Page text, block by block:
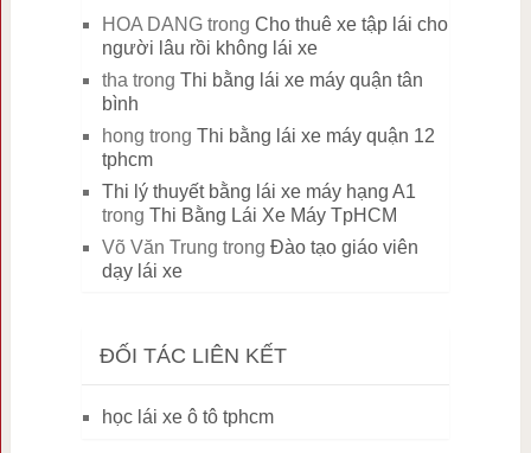
HOA DANGtrong Cho thuê xe tập lái cho
người lâu rồi không lái xe
tha trong Thi bằng lái xe máy quận tân
bình
hong trong Thi bằng lái xe máy quận 12
tphcm
Thi lý thuyết bằng lái xe máy hạng A1
trong Thi Bằng Lái Xe Máy TpHCM
Võ Văn Trung trong Đào tạo giáo viên
dạy lái xe
ĐỐI TÁC LIÊN KẾT
học lái xe ô tô tphcm